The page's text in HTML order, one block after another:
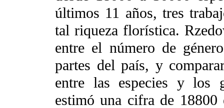
últimos 11 años, tres
tal riqueza florística.
entre el número de
partes del país, y
entre las especies y los
estimó una cifra de 18800